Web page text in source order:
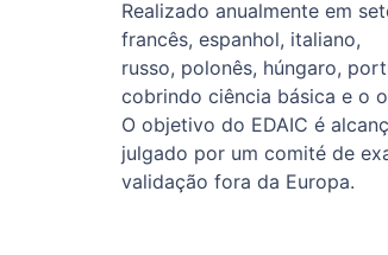
Realizado anualmente em
francês, espanhol, italiano,
russo, polonês, húngaro,
cobrindo ciência básica e o
O objetivo do EDAIC é
julgado por um comité de
validação fora da Europa.